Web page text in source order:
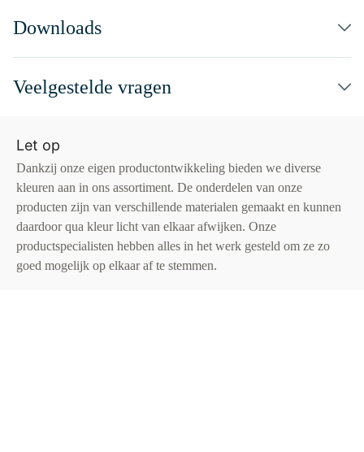
Downloads
Veelgestelde vragen
Let op
Dankzij onze eigen productontwikkeling bieden we diverse
kleuren aan in ons assortiment. De onderdelen van onze
producten zijn van verschillende materialen gemaakt en kunnen
daardoor qua kleur licht van elkaar afwijken. Onze
productspecialisten hebben alles in het werk gesteld om ze zo
goed mogelijk op elkaar af te stemmen.